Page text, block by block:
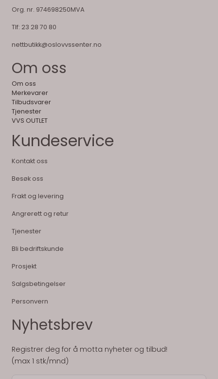
Org. nr. 974698250MVA
Tlf: 23 28 70 80
nettbutikk@oslovvssenter.no
Om oss
Om oss
Merkevarer
Tilbudsvarer
Tjenester
VVS OUTLET
Kundeservice
Kontakt oss
Besøk oss
Frakt og levering
Angrerett og retur
Tjenester
Bli bedriftskunde
Prosjekt
Salgsbetingelser
Personvern
Nyhetsbrev
Registrer deg for å motta nyheter og tilbud!
(max 1 stk/mnd)